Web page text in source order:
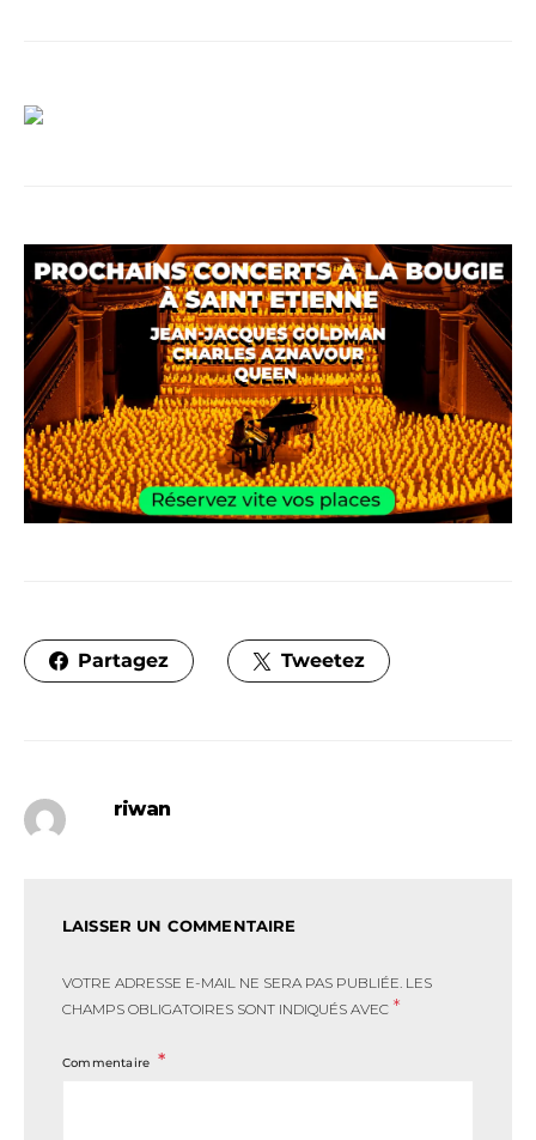
Partagez Tweetez
riwan
LAISSER UN COMMENTAIRE
VOTRE ADRESSE E-MAIL NE SERA PAS PUBLIÉE. LES
CHAMPS OBLIGATOIRES SONT INDIQUÉS AVEC *
Commentaire